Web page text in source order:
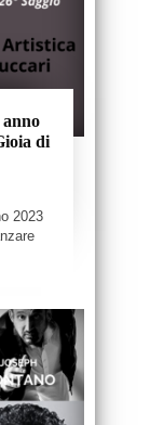
anno
di
2023